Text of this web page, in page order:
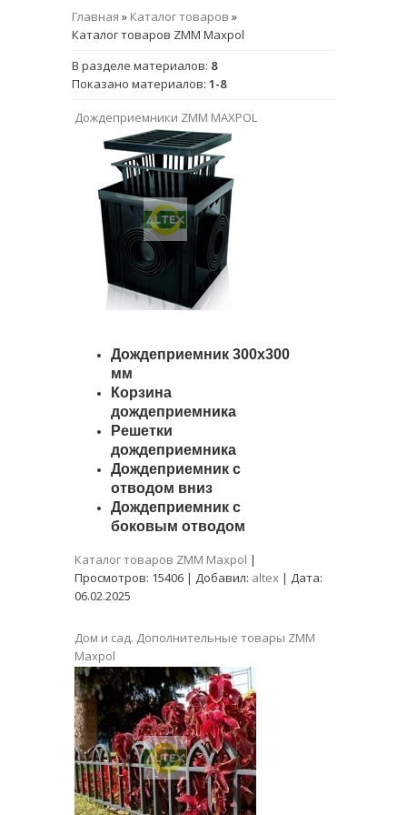
Главная » Каталог товаров »
Каталог товаров ZMM Maxpol
В разделе материалов: 8
Показано материалов: 1-8
Дождеприемники ZMM MAXPOL
Дождеприемник 300х300
мм
Корзина
дождеприемника
Решетки
дождеприемника
Дождеприемник с
отводом вниз
Дождеприемник с
боковым отводом
Каталог товаров ZMM Maxpol |
Просмотров: 15406 | Добавил: altex | Дата:
06.02.2025
Дом и сад. Дополнительные товары ZMM
Maxpol